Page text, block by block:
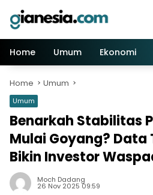
content
Home
Umum Ekonomi
Home Umum
Umum
Benarkah Stabilitas
Mulai Goyang? Data
Bikin Investor
Moch Dadang
26 Nov 2025 09:59